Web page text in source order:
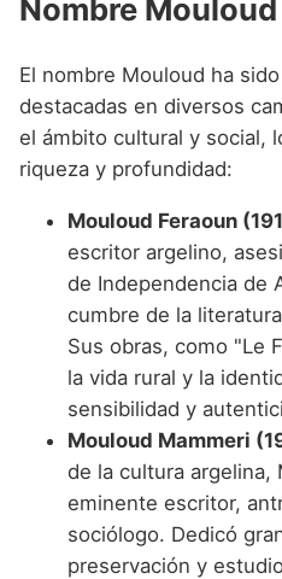
Nombre Mouloud
El nombre Mouloud ha
destacadas en diversos
el ámbito cultural y social,
riqueza y profundidad:
Mouloud Feraoun
escritor argelino,
de Independencia de
cumbre de la
Sus obras, como "Le
la vida rural y la
sensibilidad y
Mouloud Mammeri
de la cultura argelina,
eminente escritor,
sociólogo. Dedicó
preservación y